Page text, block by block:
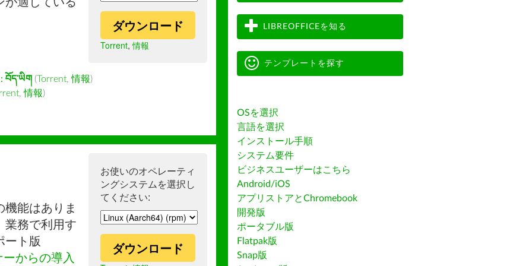
ダウンロード
Torrent,情報
བོད་ཡིག (Torrent,情報)
,情報)
お使いのオペレーティ
ングシステムを選択し
てください:
ダウンロード
能はありま
業務で利用す
ート版
からの導入
LIBREOFFICEを知る
テンプレートを探す
OSを選択
言語を選択
インストール手順
システム要件
ビジネスユーザーはこちら
Android/iOS
アプリストアとChromebook
開発版
ポータブル版
Flatpak版
Snap版